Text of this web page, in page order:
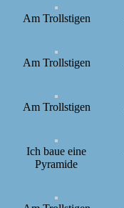
Am Trollstigen
Am Trollstigen
Am Trollstigen
Ich baue eine
Pyramide